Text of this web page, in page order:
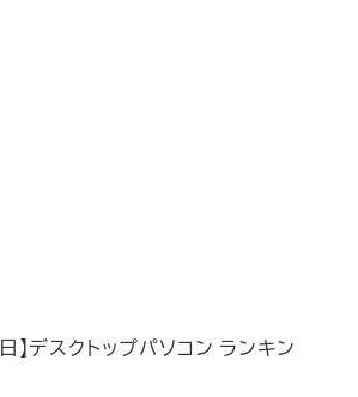
】デスクトップパソコン ランキン